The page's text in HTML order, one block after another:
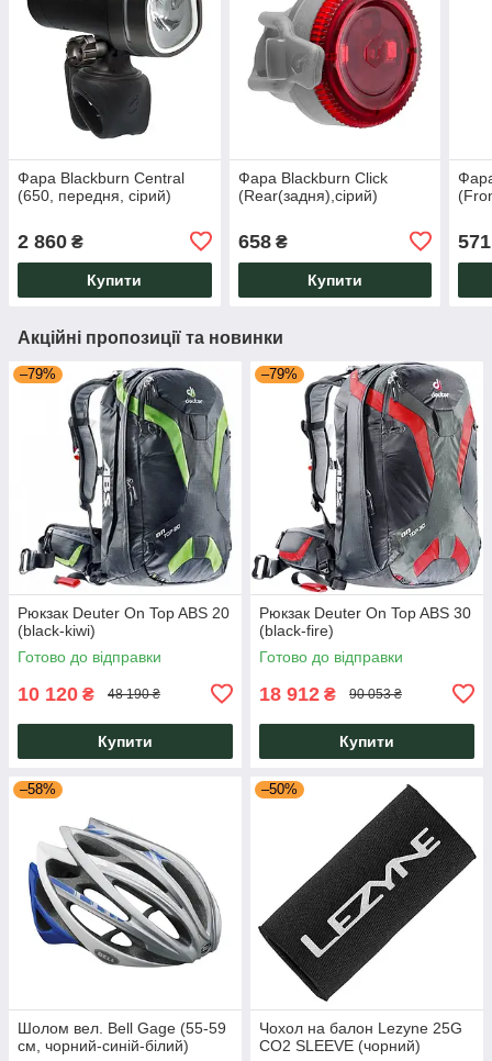
Фара Blackburn Central
(650, передня, сірий)
2 860 ₴
Купити
Фара Blackburn Click
(Rear(задня),сірий)
658₴
Купити
571
Акційні пропозиції та новинки
–79%
Рюкзак Deuter On Top ABS 20
(black-kiwi)
Готово до відправки
10 120 ₴ 48 190 ₴
Купити
–79%
Рюкзак Deuter On Top ABS 30
(black-fire)
Готово до відправки
18 912 ₴ 90 053 ₴
Купити
–58%
Шолом вел. Bell Gage (55-59
см, чорний-синій-білий)
–50%
Чохол на балон Lezyne 25G
CO2 SLEEVE (чорний)